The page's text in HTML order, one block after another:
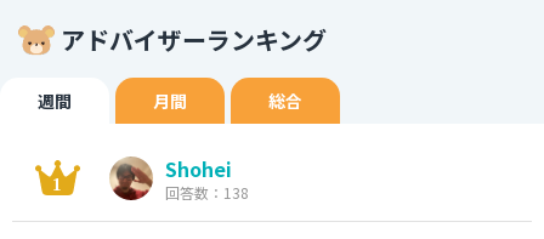
アドバイザーランキング
週間 月間 総合
Shohei
回答数：138